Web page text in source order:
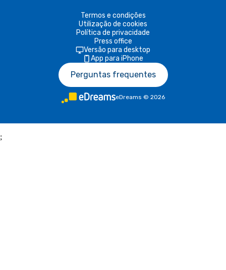
Termos e condições
Utilização de cookies
Política de privacidade
Press office
Versão para desktop
App para iPhone
Perguntas frequentes
eDreams © 2026
;